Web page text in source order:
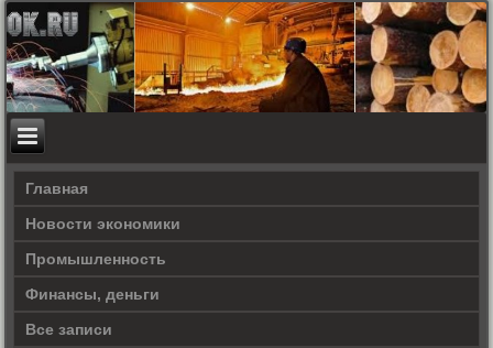
Главная
Новости экономики
Прοмышленность
Финансы, деньги
Все записи